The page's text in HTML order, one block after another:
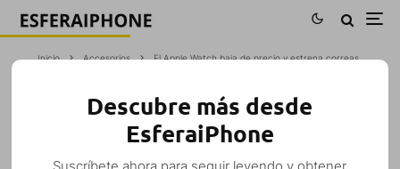
Inicio Accesorios El Apple Watch baja de precio y estrena correas
EL APPLE WATCH BAJA DE PRECIO Y
ESTRENA CORREAS
Descubre más desde
EsferaiPhone